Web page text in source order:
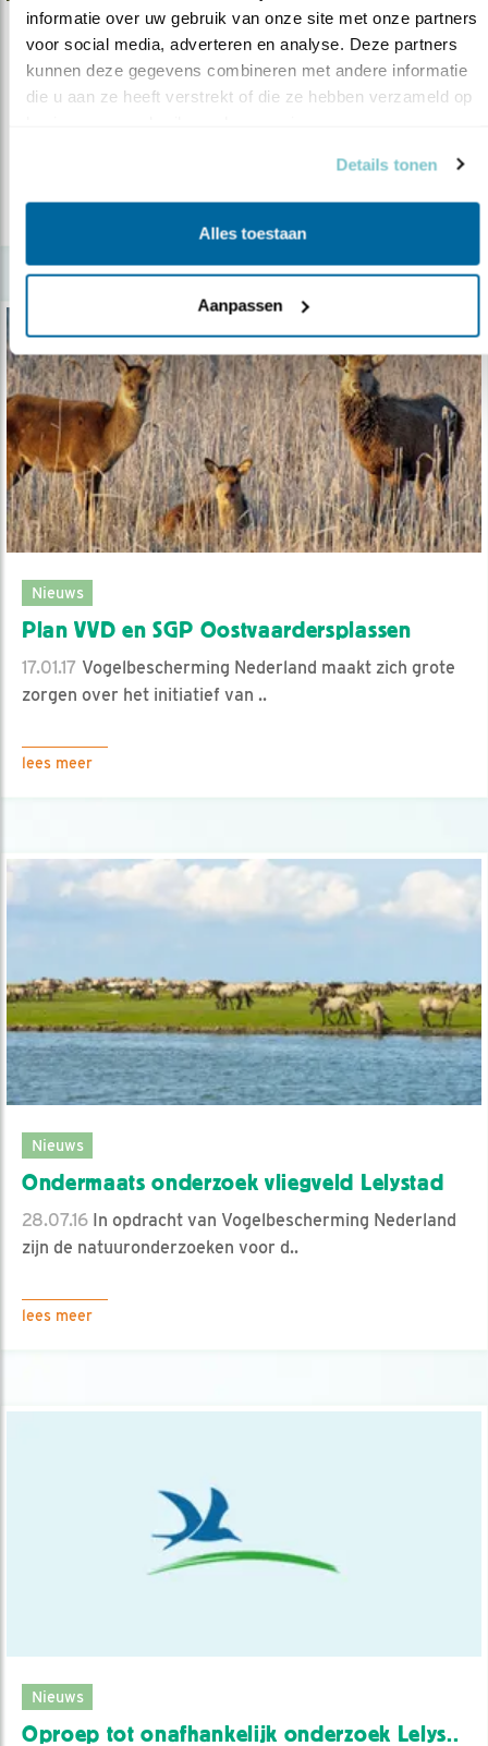
informatie over uw gebruik van onze site met onze partners
voor social media, adverteren en analyse. Deze partners
kunnen deze gegevens combineren met andere informatie
die u aan ze heeft verstrekt of die ze hebben verzameld op
Details tonen
Alles toestaan
Aanpassen
Nieuws
Gevolgen Lelystad Airport voor natuur
Nieuws
Plan VVD en SGP Oostvaardersplassen
17.01.17 Vogelbescherming Nederland maakt zich grote
zorgen over het initiatief van ..
lees meer
Nieuws
Ondermaats onderzoek vliegveld Lelystad
28.07.16 In opdracht van Vogelbescherming Nederland
zijn de natuuronderzoeken voor d..
lees meer
Nieuws
Oproep tot onafhankelijk onderzoek Lelys..